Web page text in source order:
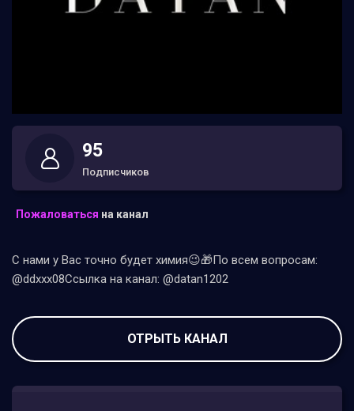
95
Подписчиков
Пожаловаться на канал
С нами у Вас точно будет химия😉🎁По всем вопросам:
@ddxxx08Ссылка на канал: @datan1202
ОТРЫТЬ КАНАЛ